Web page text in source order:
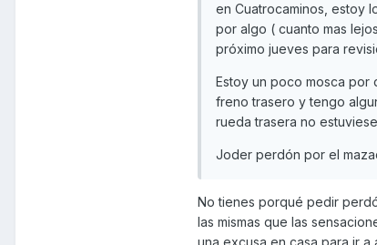
en Cuatrocaminos, estoy
por algo ( cuanto mas
próximo jueves para
Estoy un poco mosca por
freno trasero y tengo
rueda trasera no
Joder perdón por el
No tienes porqué pedir
las mismas que las